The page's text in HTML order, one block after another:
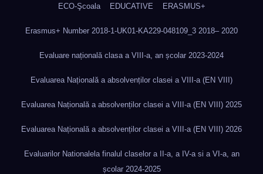
ECO-Şcoala EDUCATIVE ERASMUS+
Erasmus+ Number 2018-1-UK01-KA229-048109_3 2018– 2020
Evaluare națională clasa a VIII-a, an școlar 2023-2024
Evaluarea Națională a absolvenților clasei a VIII-a (EN VIII)
Evaluarea Națională a absolvenților clasei a VIII-a (EN VIII) 2025
Evaluarea Națională a absolvenților clasei a VIII-a (EN VIII) 2026
Evaluarilor Nationalela finalul claselor a II-a, a IV-a si a VI-a, an
școlar 2024-2025